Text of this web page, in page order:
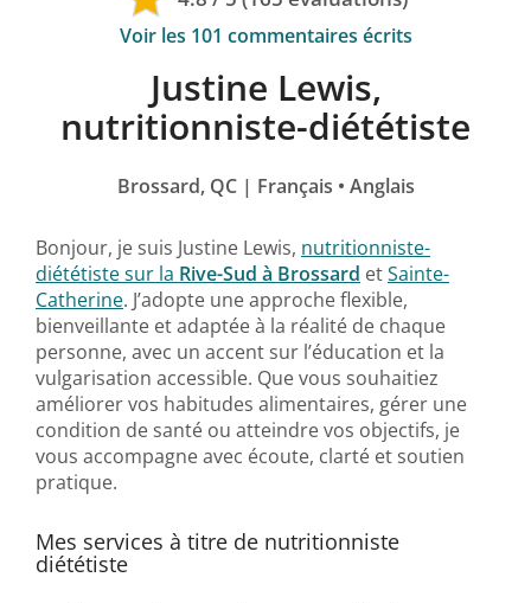
Voir les 101 commentaires écrits
Justine Lewis,
nutritionniste-diététiste
Brossard, QC | Français • Anglais
Bonjour, je suis Justine Lewis, nutritionniste-
diététiste sur la Rive-Sud à Brossard etSainte-
Catherine. J’adopte une approche flexible,
bienveillante et adaptée à la réalité de chaque
personne, avec un accent sur l’éducation et la
vulgarisation accessible. Que vous souhaitiez
améliorer vos habitudes alimentaires, gérer une
condition de santé ou atteindre vos objectifs, je
vous accompagne avec écoute, clarté et soutien
pratique.
Mes services à titre de nutritionniste
diététiste